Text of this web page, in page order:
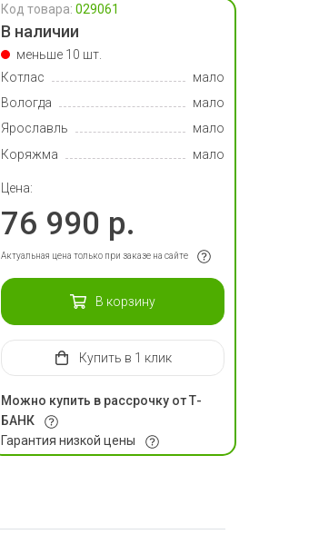
Код товара: 029061
В наличии
меньше 10 шт.
Котлас
мало
Вологда
мало
Ярославль
мало
Коряжма
мало
Цена:
76 990 р.
Актуальная цена только при заказе на сайте
В корзину
Купить в 1 клик
Можно купить в рассрочку от Т-
БАНК
Гарантия низкой цены